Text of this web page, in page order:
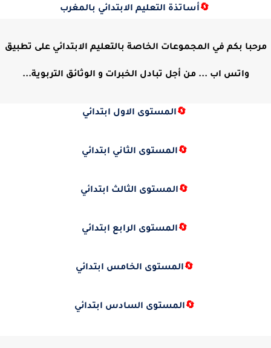
🔄أساتذة التعليم الابتدائي بالمغرب
مرحبا بكم في المجموعات الخاصة بالتعليم الابتدائي على تطبيق
واتس اب ... من أجل تبادل الخبرات و الوثائق التربوية...
🔄المستوى الاول ابتدائي
🔄المستوى الثاني ابتدائي
🔄المستوى الثالث ابتدائي
🔄المستوى الرابع ابتدائي
🔄المستوى الخامس ابتدائي
🔄المستوى السادس ابتدائي